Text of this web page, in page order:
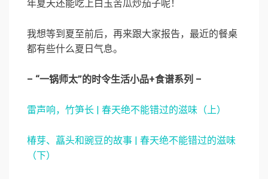
年夏天还能吃上白玉苦瓜炒茄子呢！
我想等到夏至前后，再来跟大家报告，最近的餐桌
都有些什么夏日气息。
– “一锅师太”的时令生活小品+食谱系列 –
雷声响，竹笋长 | 春天绝不能错过的滋味（上）
椿芽、藠头和豌豆的故事 | 春天绝不能错过的滋味
（下）